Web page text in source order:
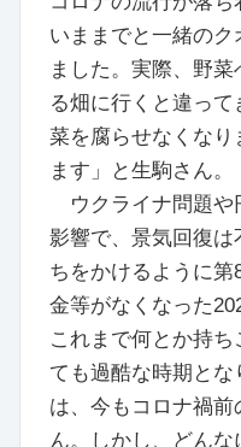
いままでと一緒の
ました。実際、野
る畑に行くと違っ
菜を腐らせなくな
ます」と生駒さん。
ウクライナ問題や
影響で、景気回復
ちをかけるように
金等がなくなった
これまで何とか持
ても過酷な時期と
は、今もコロナ禍
ん。しかし、どん